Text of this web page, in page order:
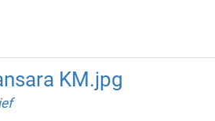
KM.jpg